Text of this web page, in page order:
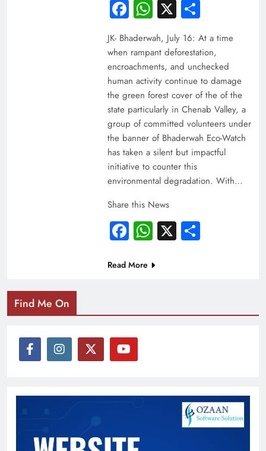
Facebook
WhatsApp
X Share
JK- Bhaderwah, July 16: At a time
when rampant deforestation,
encroachments, and unchecked
human activity continue to damage
the green forest cover of the of the
state particularly in Chenab Valley, a
group of committed volunteers under
the banner of Bhaderwah Eco-Watch
has taken a silent but impactful
initiative to counter this
environmental degradation. With…
Share this News
Facebook
WhatsApp
X Share
Read More
Find Me On